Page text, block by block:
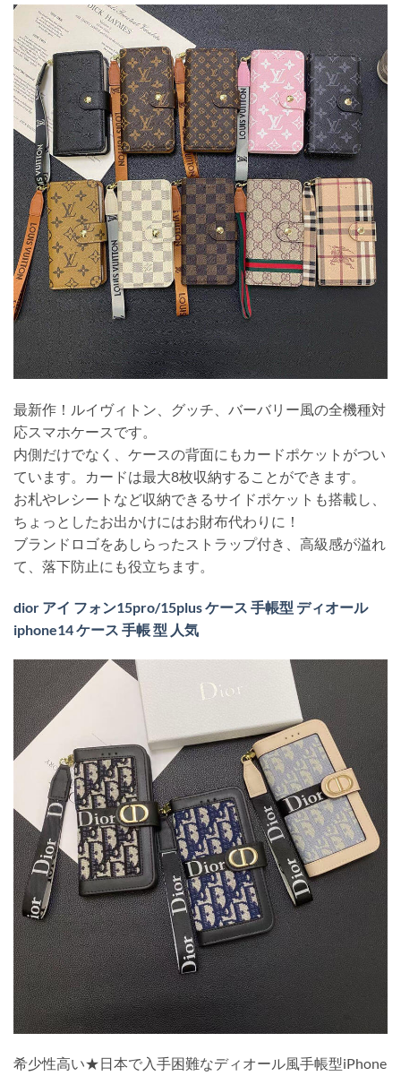
最新作！ルイヴィトン、グッチ、バーバリー風の全機種対
応スマホケースです。
内側だけでなく、ケースの背面にもカードポケットがつい
ています。カードは最大8枚収納することができます。
お札やレシートなど収納できるサイドポケットも搭載し、
ちょっとしたお出かけにはお財布代わりに！
ブランドロゴをあしらったストラップ付き、高級感が溢れ
て、落下防止にも役立ちます。
dior アイ フォン15pro/15plus ケース 手帳型 ディオール
iphone14 ケース 手帳 型 人気
希少性高い★日本で入手困難なディオール風手帳型iPhone